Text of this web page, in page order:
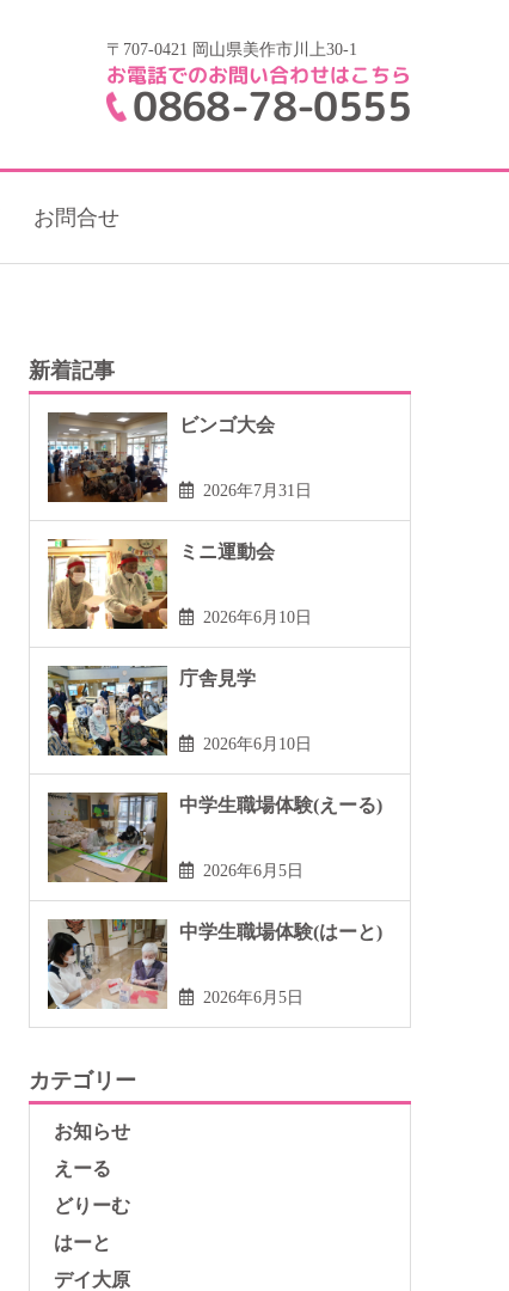
〒707-0421 岡山県美作市川上30-1
お電話でのお問い合わせはこちら
0868-78-0555
お問合せ
新着記事
ビンゴ大会
2026年7月31日
ミニ運動会
2026年6月10日
庁舎見学
2026年6月10日
中学生職場体験(えーる)
2026年6月5日
中学生職場体験(はーと)
2026年6月5日
カテゴリー
お知らせ
えーる
どりーむ
はーと
デイ大原